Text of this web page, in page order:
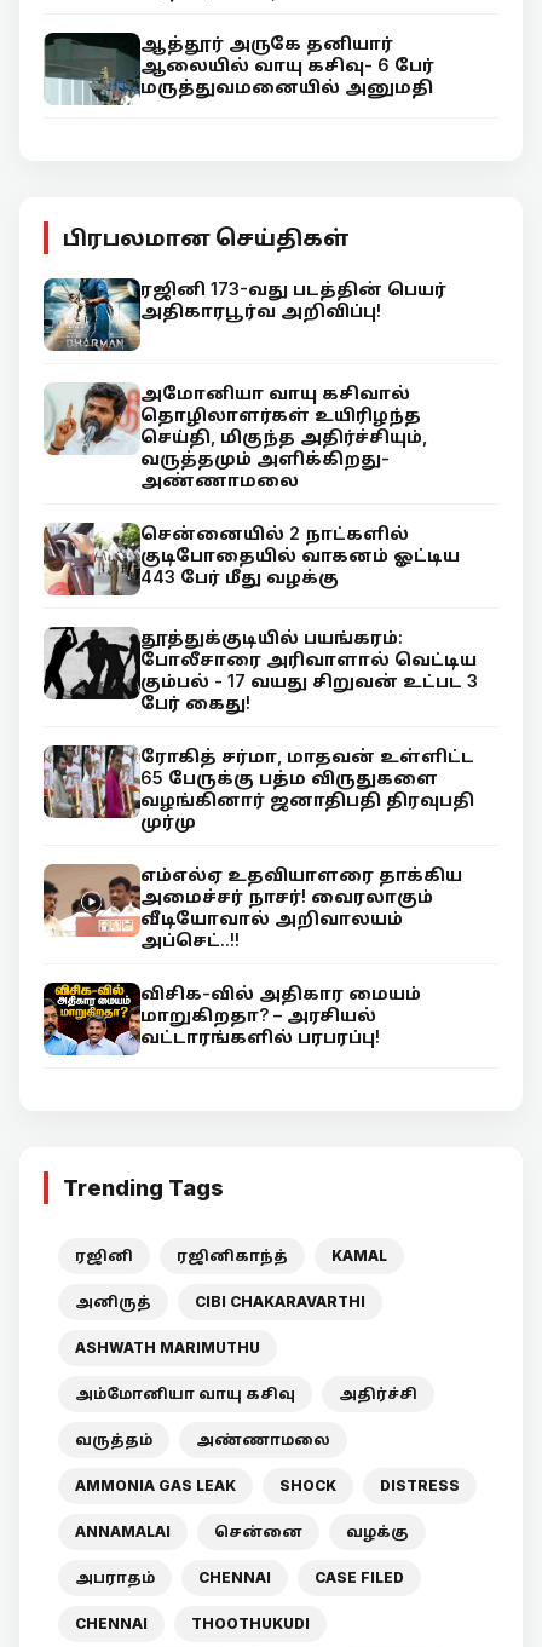
ஆத்தூர் அருகே தனியார்
ஆலையில் வாயு கசிவு- 6 பேர்
மருத்துவமனையில் அனுமதி
பிரபலமான செய்திகள்
ரஜினி 173-வது படத்தின் பெயர்
அதிகாரபூர்வ அறிவிப்பு!
அமோனியா வாயு கசிவால்
தொழிலாளர்கள் உயிரிழந்த
செய்தி, மிகுந்த அதிர்ச்சியும்,
வருத்தமும் அளிக்கிறது-
அண்ணாமலை
சென்னையில் 2 நாட்களில்
குடிபோதையில் வாகனம் ஓட்டிய
443 பேர் மீது வழக்கு
தூத்துக்குடியில் பயங்கரம்:
போலீசாரை அரிவாளால் வெட்டிய
கும்பல் - 17 வயது சிறுவன் உட்பட 3
பேர் கைது!
ரோகித் சர்மா, மாதவன் உள்ளிட்ட
65 பேருக்கு பத்ம விருதுகளை
வழங்கினார் ஜனாதிபதி திரவுபதி
முர்மு
எம்எல்ஏ உதவியாளரை தாக்கிய
அமைச்சர் நாசர்! வைரலாகும்
வீடியோவால் அறிவாலயம்
அப்செட்..!!
விசிக-வில் அதிகார மையம்
மாறுகிறதா? – அரசியல்
வட்டாரங்களில் பரபரப்பு!
Trending Tags
ரஜினி ரஜினிகாந்த் KAMAL
அனிருத் CIBI CHAKARAVARTHI
ASHWATH MARIMUTHU
அம்மோனியா வாயு கசிவு அதிர்ச்சி
வருத்தம் அண்ணாமலை
AMMONIA GAS LEAK SHOCK DISTRESS
ANNAMALAI சென்னை வழக்கு
அபராதம் CHENNAI CASE FILED
CHENNAI THOOTHUKUDI